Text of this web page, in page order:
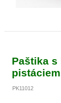
Paštika s
PK11012